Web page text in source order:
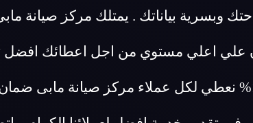
وبسرية بياناتك . يمتلك مركز صيانة
علي اعلي مستوي من اجل اعطائك افضل
ثقتنا في جودة عملنا وفي ان قطع غيارنا اصلية 100% نعطي لكل